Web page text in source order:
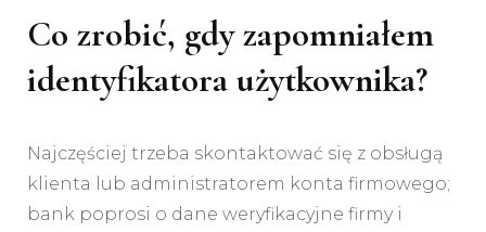
Co zrobić, gdy zapomniałem
identyfikatora użytkownika?
Najczęściej trzeba skontaktować się z obsługą
klienta lub administratorem konta firmowego;
bank poprosi o dane weryfikacyjne firmy i